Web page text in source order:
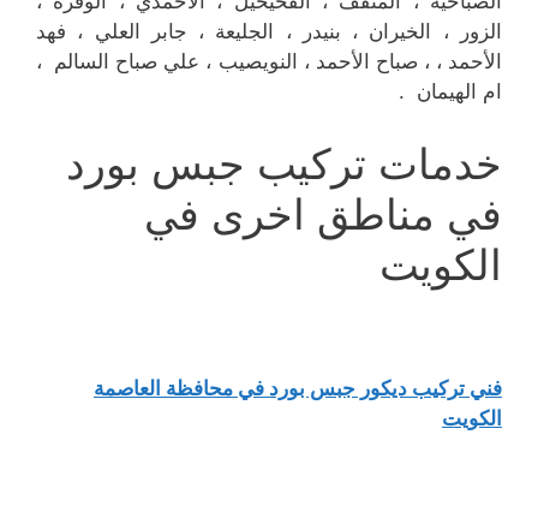
الزور ، الخيران ، بنيدر ، الجليعة ، جابر العلي ، فهد
الأحمد ، ، صباح الأحمد ، النويصيب ، علي صباح السالم ،
ام الهيمان .
خدمات تركيب جبس بورد
في مناطق اخرى في
الكويت
فني تركيب ديكور جبس بورد في محافظة العاصمة
الكويت